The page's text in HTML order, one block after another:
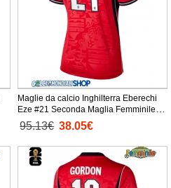
Maglie da calcio Inghilterra Eberechi
Eze #21 Seconda Maglia Femminile
Mondiali 2026 Manica Corta
95.13€ 38.05€